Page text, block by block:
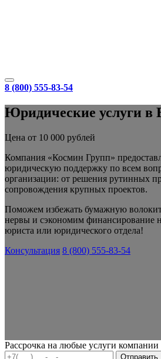
8 (800) 555-83-54
Юридические услуги в
Цена от 10 000 рублей
Компания «Космин Групп»
юридическую поддержку по всем
организации: от решения рутинных
сопровождения крупных проектов.
Поможем избежать бумажную
нервы и сэкономим финансирование
юриста или юридического отдела!
Консультация 8 (800) 555-83-54
Рассрочка на любые услуги